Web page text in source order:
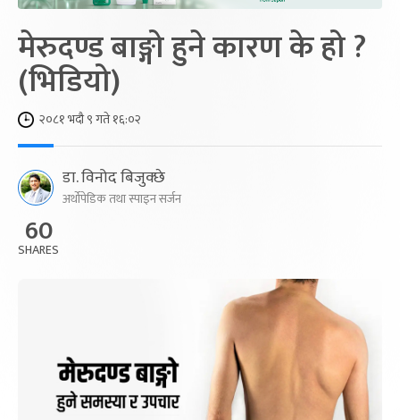
मेरुदण्ड बाङ्गो हुने कारण के हो ?
(भिडियो)
२०८१ भदौ ९ गते १६:०२
डा. विनोद बिजुक्छे
अर्थोपेडिक तथा स्पाइन सर्जन
60
SHARES